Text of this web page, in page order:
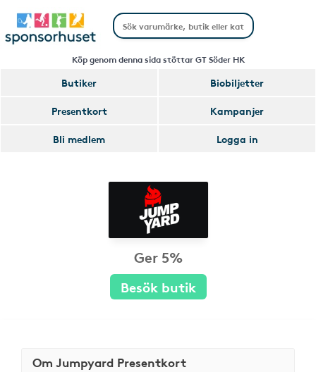
Köp genom denna sida stöttar GT Söder HK
Butiker
Biobiljetter
Presentkort
Kampanjer
Bli medlem
Logga in
Ger 5%
Besök butik
Om Jumpyard Presentkort